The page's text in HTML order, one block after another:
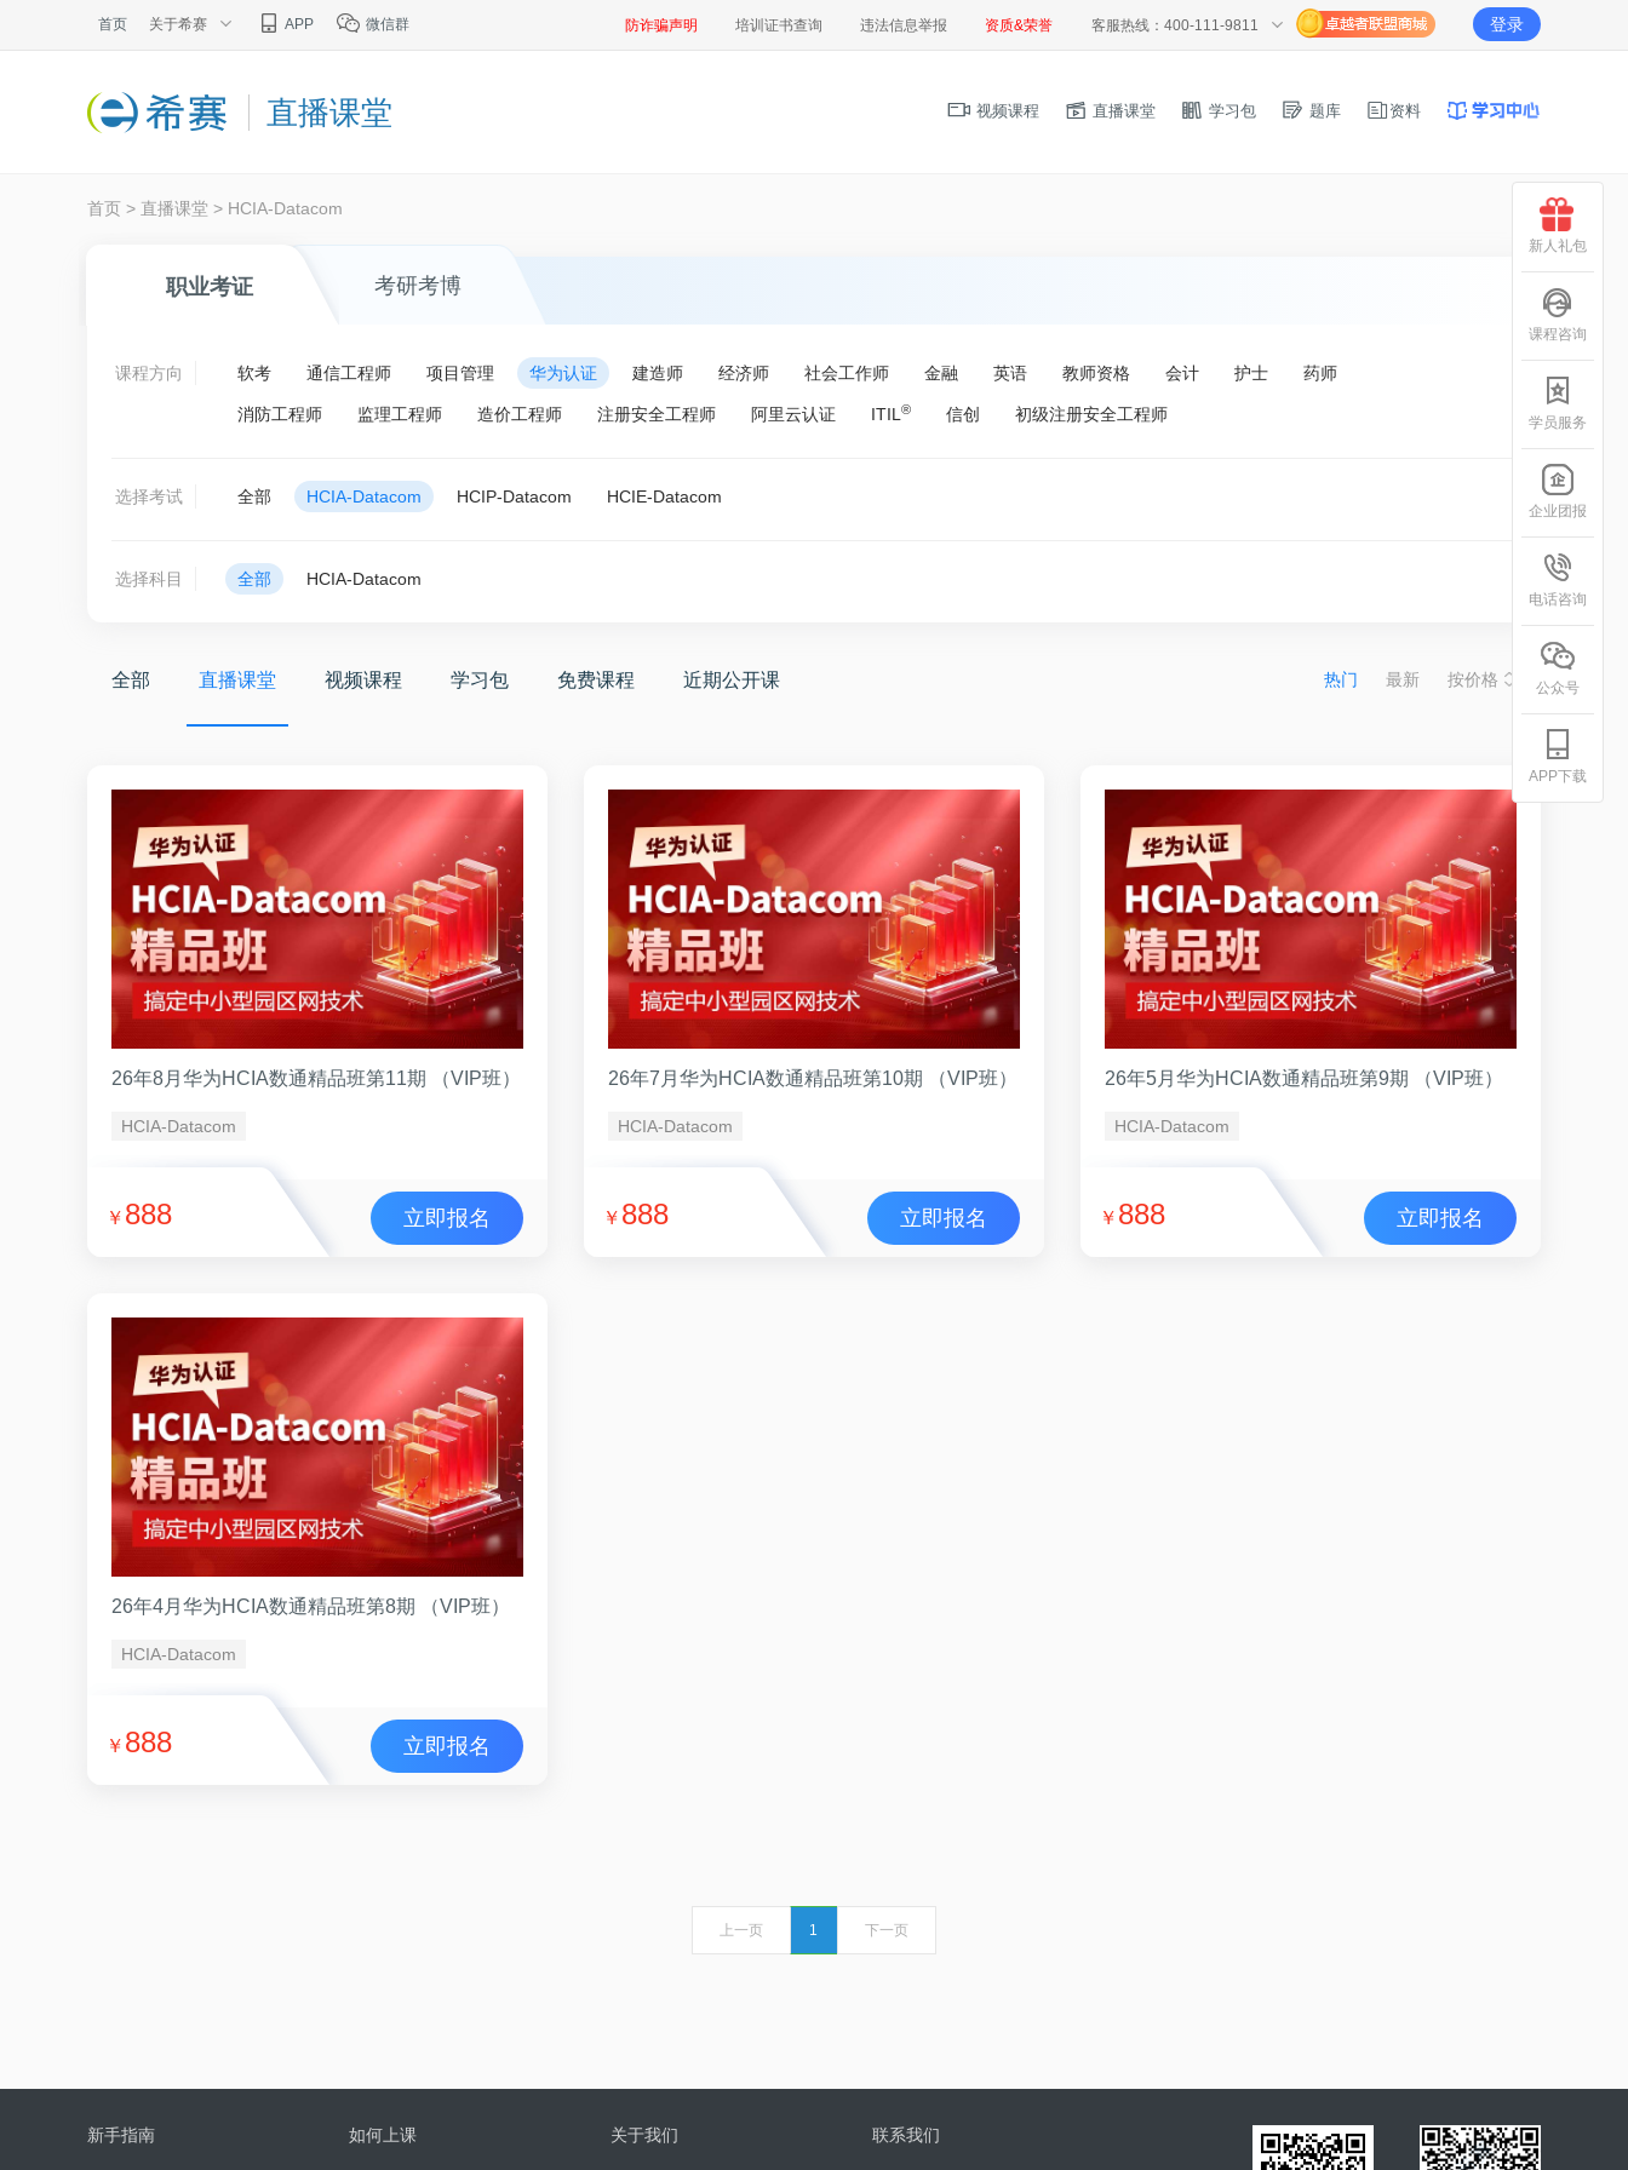
首页 关于希赛 APP 微信群 防诈骗声明 培训证书查询 违法信息举报 资质&荣誉 客服热线：400-111-9811 登录
直播课堂 视频课程 直播课堂 学习包 题库 资料
首页 > 直播课堂 > HCIA-Datacom
职业考证 考研考博
课程方向 软考 通信工程师 项目管理 华为认证 建造师 经济师 社会工作师 金融 英语 教师资格 会计 护士 药师
消防工程师 监理工程师 造价工程师 注册安全工程师 阿里云认证 ITIL ® 信创 初级注册安全工程师
选择考试 全部 HCIA-Datacom HCIP-Datacom HCIE-Datacom
选择科目 全部 HCIA-Datacom
全部 直播课堂 视频课程 学习包 免费课程 近期公开课 热门 最新 按价格
26年8月华为HCIA数通精品班第11期 （VIP班）
HCIA-Datacom
￥ 888 立即报名
26年7月华为HCIA数通精品班第10期 （VIP班）
HCIA-Datacom
￥ 888 立即报名
26年5月华为HCIA数通精品班第9期 （VIP班）
HCIA-Datacom
￥ 888 立即报名
26年4月华为HCIA数通精品班第8期 （VIP班）
HCIA-Datacom
￥ 888 立即报名
上一页 1 下一页
新手指南 如何上课 关于我们 联系我们
新人礼包
课程咨询
学员服务
企业团报
电话咨询
公众号
APP下载